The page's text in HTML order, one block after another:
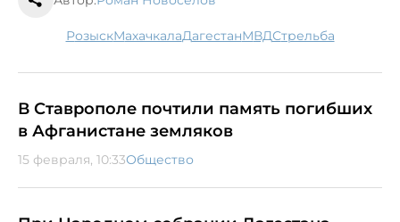
розыск Махачкала Дагестан МВД стрельба
В Ставрополе почтили память погибших
в Афганистане земляков
15 февраля, 10:33Общество